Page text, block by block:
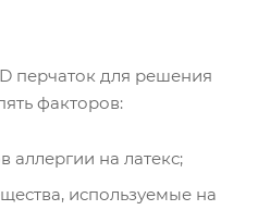
перчаток для решения
факторов:
аллергии на латекс;
используемые на